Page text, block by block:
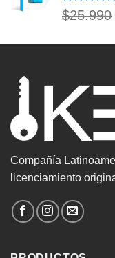
Valorado
con5.00
$25.990
Compañía
licenciamiento